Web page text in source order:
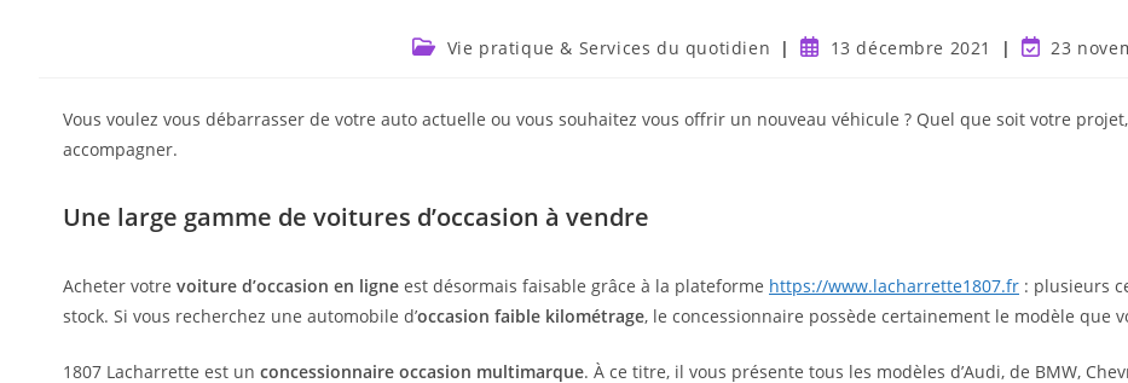
Vie pratique & Services du quotidien 13 décembre 2021 23
Vous voulez vous débarrasser de votre auto actuelle ou vous souhaitez vous offrir un nouveau véhicule ? Quel que soit votre
accompagner.
Une large gamme de voitures d’occasion à vendre
Acheter votre voiture d’occasion en ligne est désormais faisable grâce à la plateforme https://www.lacharrette1807.fr : plusieurs
stock. Si vous recherchez une automobile d’occasion faible kilométrage, le concessionnaire possède certainement le modèle que
1807 Lacharrette est un concessionnaire occasion multimarque. À ce titre, il vous présente tous les modèles d’Audi, de BMW,